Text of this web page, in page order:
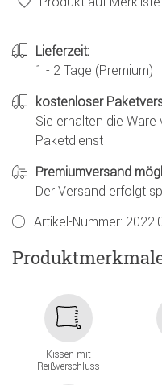
Lieferzeit:
1 - 2 Tage (Premium)
kostenloser
Sie erhalten die
Paketdienst
Premiumversand
Der Versand erfolgt
Artikel-Nummer:
Kissen mit
Reißverschluss